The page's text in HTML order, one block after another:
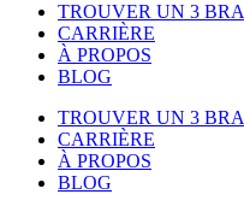
TROUVER UN 3
CARRIÈRE
À PROPOS
BLOG
TROUVER UN 3
CARRIÈRE
À PROPOS
BLOG